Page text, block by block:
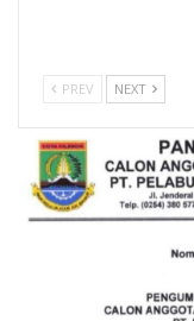
PREV NEXT